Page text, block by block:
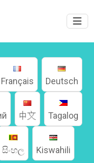
Français Deutsch
中文 Tagalog
සිංහල Kiswahili